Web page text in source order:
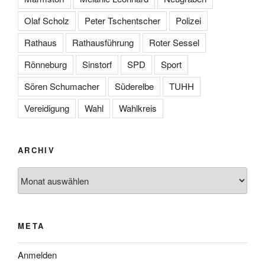
Olaf Scholz
Peter Tschentscher
Polizei
Rathaus
Rathausführung
Roter Sessel
Rönneburg
Sinstorf SPD
Sport
Sören Schumacher
Süderelbe
TUHH
Vereidigung
Wahl Wahlkreis
ARCHIV
META
Anmelden